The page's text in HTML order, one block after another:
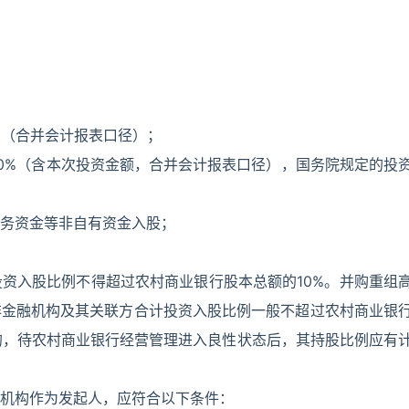
合并会计报表口径）；
（含本次投资金额，合并会计报表口径），国务院规定的投
资金等非自有资金入股；
股比例不得超过农村商业银行股本总额的10%。并购重组
融机构及其关联方合计投资入股比例一般不超过农村商业银
待农村商业银行经营管理进入良性状态后，其持股比例应有
作为发起人，应符合以下条件：